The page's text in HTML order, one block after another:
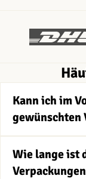
Kann ich im
gewünschten
Wie lange ist